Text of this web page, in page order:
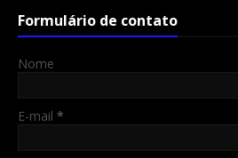
Formulário de contato
Nome
E-mail *